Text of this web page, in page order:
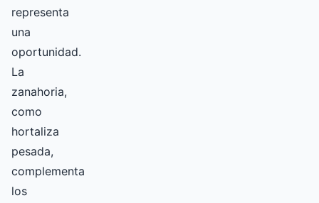
representa
una
oportunidad.
La
zanahoria,
como
hortaliza
pesada,
complementa
los